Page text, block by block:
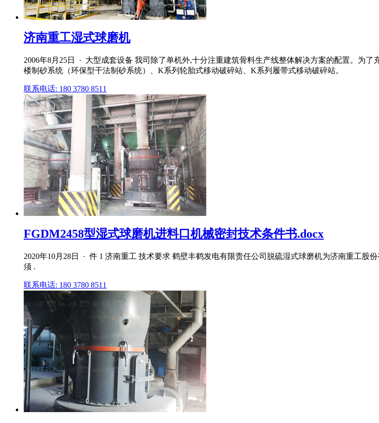
济南重工湿式球磨机
2006年8月25日 · 大型成套设备 我司除了单机外,十分注重建筑骨料生产线整体解决方案的配置。为
楼制砂系统（环保型干法制砂系统）、K系列轮胎式移动破碎站、K系列履带式移动破碎站。
联系电话: 180 3780 8511
FGDM2458型湿式球磨机进料口机械密封技术条件书.docx
2020年10月28日 · 件 1 济南重工 技术要求 鹤壁丰鹤发电有限责任公司脱硫湿式球磨机为济南重工股
须 .
联系电话: 180 3780 8511